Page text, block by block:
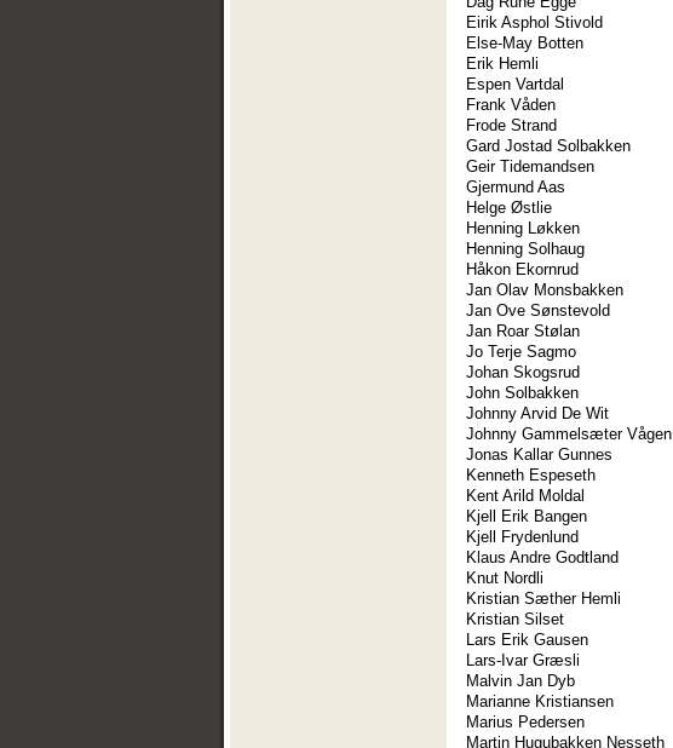
Eirik Asphol Stivold
Else-May Botten
Erik Hemli
Espen Vartdal
Frank Våden
Frode Strand
Gard Jostad Solbakken
Geir Tidemandsen
Gjermund Aas
Helge Østlie
Henning Løkken
Henning Solhaug
Håkon Ekornrud
Jan Olav Monsbakken
Jan Ove Sønstevold
Jan Roar Stølan
Jo Terje Sagmo
Johan Skogsrud
John Solbakken
Johnny Arvid De Wit
Johnny Gammelsæter Vågen
Jonas Kallar Gunnes
Kenneth Espeseth
Kent Arild Moldal
Kjell Erik Bangen
Kjell Frydenlund
Klaus Andre Godtland
Knut Nordli
Kristian Sæther Hemli
Kristian Silset
Lars Erik Gausen
Lars-Ivar Græsli
Malvin Jan Dyb
Marianne Kristiansen
Marius Pedersen
Martin Hugubakken Nesseth